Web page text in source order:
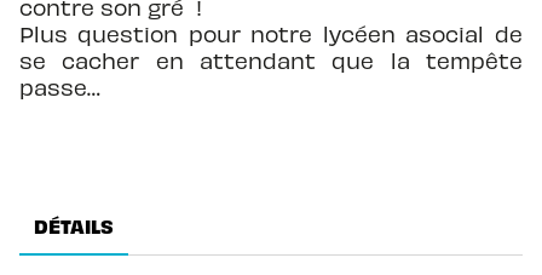
contre son gré !
Plus question pour notre lycéen asocial de
se cacher en attendant que la tempête
passe…
DÉTAILS